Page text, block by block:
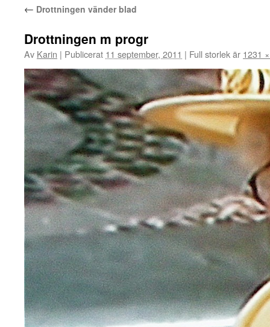
← Drottningen vänder blad
Drottningen m progr
Av Karin | Publicerat 11 september, 2011 | Full storlek är 1231